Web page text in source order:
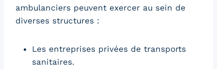
ambulanciers peuvent exercer au sein de
diverses structures :
Les entreprises privées de transports
sanitaires.